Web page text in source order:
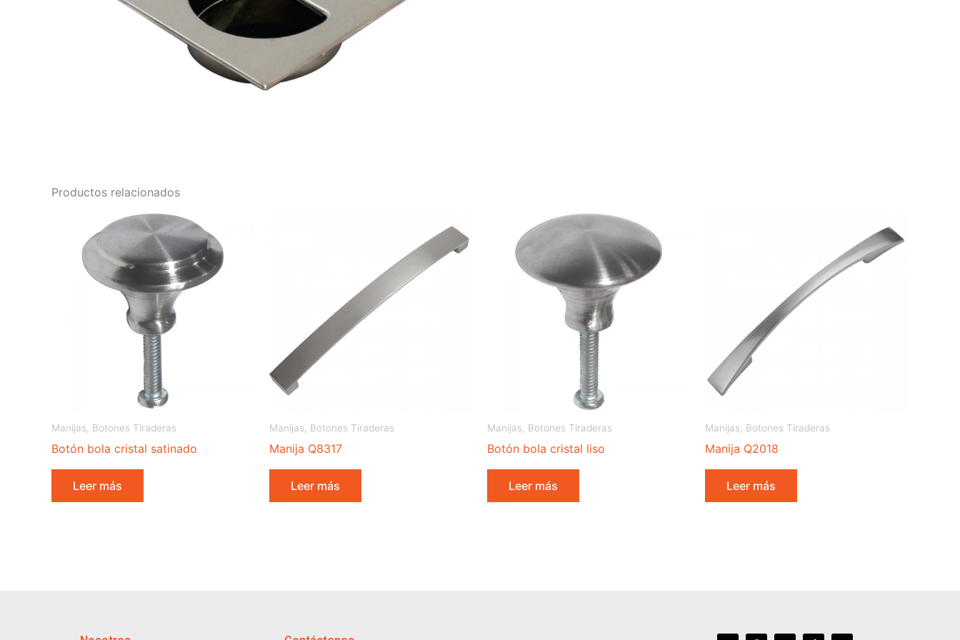
Productos relacionados
Manijas, Botones Tiraderas
Botón bola cristal satinado
Leer más
Manijas, Botones Tiraderas
Manija Q8317
Leer más
Manijas, Botones Tiraderas
Botón bola cristal liso
Leer más
Manijas, Botones Tiraderas
Manija Q2018
Leer más